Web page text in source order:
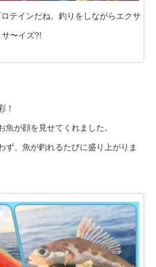
テインだね。釣りをしながらエクサ
サ〜イズ?!
！
が顔を見せてくれました。
ず、魚が釣れるたびに盛り上がりま